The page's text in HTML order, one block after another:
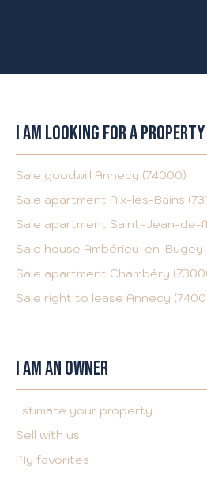
I AM LOOKING FOR A PROPERTY
Sale goodwill Annecy (74000)
Sale apartment Aix-les-Bains
Sale apartment Saint-Jean-de-
Sale house Ambérieu-en-Bugey
Sale apartment Chambéry
Sale right to lease Annecy
I AM AN OWNER
Estimate your property
Sell with us
My favorites